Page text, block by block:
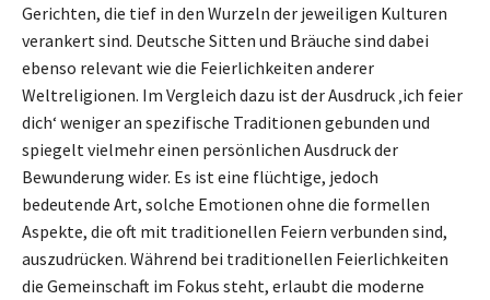
Gerichten, die tief in den Wurzeln der jeweiligen Kulturen
verankert sind. Deutsche Sitten und Bräuche sind dabei
ebenso relevant wie die Feierlichkeiten anderer
Weltreligionen. Im Vergleich dazu ist der Ausdruck ‚ich feier
dich‘ weniger an spezifische Traditionen gebunden und
spiegelt vielmehr einen persönlichen Ausdruck der
Bewunderung wider. Es ist eine flüchtige, jedoch
bedeutende Art, solche Emotionen ohne die formellen
Aspekte, die oft mit traditionellen Feiern verbunden sind,
auszudrücken. Während bei traditionellen Feierlichkeiten
die Gemeinschaft im Fokus steht, erlaubt die moderne